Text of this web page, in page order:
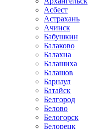
Асбест
Астрахань
Ачинск
Бабушкин
Балаково
Балахна
Балашиха
Балашов
Барнаул
Батайск
Белгород
Белово
Белогорск
Белорецк